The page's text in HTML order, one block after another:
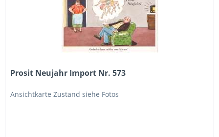
Prosit Neujahr Import Nr. 573
Ansichtkarte Zustand siehe Fotos